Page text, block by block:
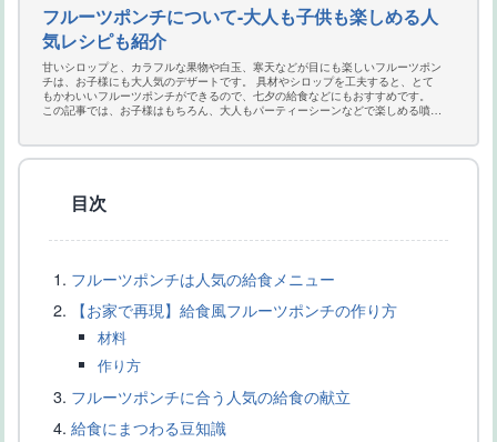
フルーツ飴作りで重要な砂糖と水の割合−レンジでの簡単な作り方
新宿高野のフルーツチョコレートを食べよう
フルーツポンチについて-大人も子供も楽しめる人
気レシピも紹介
甘いシロップと、カラフルな果物や白玉、寒天などが目にも楽しいフルーツポン
チは、お子様にも大人気のデザートです。 具材やシロップを工夫すると、とて
もかわいいフルーツポンチができるので、七夕の給食などにもおすすめです。
この記事では、お子様はもちろん、大人もパーティーシーンなどで楽しめる噴水
目次
フルーツポンチは人気の給食メニュー
【お家で再現】給食風フルーツポンチの作り方
材料
作り方
フルーツポンチに合う人気の給食の献立
給食にまつわる豆知識